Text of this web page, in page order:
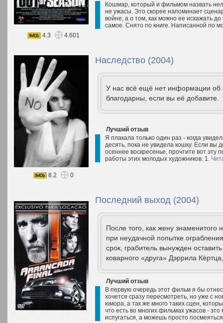
Кошмар, который и фильмом назвать
не ужасы. Это скорее напоминает
войне, а о том, как можно ее искажать
самое. Снято по книге. Написанной по
4.3
4.601
Наследство (2004)
У нас всё ещё нет информации
благодарны, если вы её добавите.
Лучший отзыв
Я плакала только один раз - когда
десять, пока не увидела кошку. Если вы
осеннее воскресенье, прочтите вот
работы этих молодых художников. 1.
8.2 0
Последний выход (2004)
После того, как жену
при неудачной попытке
срок, грабитель вынужден
коварного «друга» Дэррила
Лучший отзыв
В первую очередь этот фильм я бы
хочется сразу пересмотреть, но уже с
юмора, а так же много таких сцен,
что есть во многих фильмах ужасов -
испугаться, а можешь просто